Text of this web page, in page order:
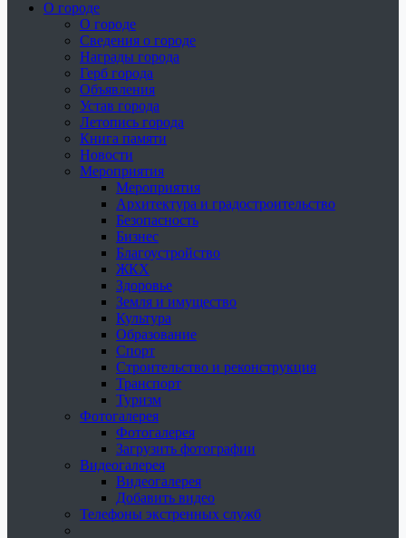
О городе
О городе
Сведения о городе
Награды города
Герб города
Объявления
Устав города
Летопись города
Книга памяти
Новости
Мероприятия
Мероприятия
Архитектура и градостроительство
Безопасность
Бизнес
Благоустройство
ЖКХ
Здоровье
Земля и имущество
Культура
Образование
Спорт
Строительство и реконструкция
Транспорт
Туризм
Фотогалерея
Фотогалерея
Загрузить фотографии
Видеогалерея
Видеогалерея
Добавить видео
Телефоны экстренных служб